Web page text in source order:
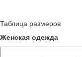
Таблица размеров
Женская одежда